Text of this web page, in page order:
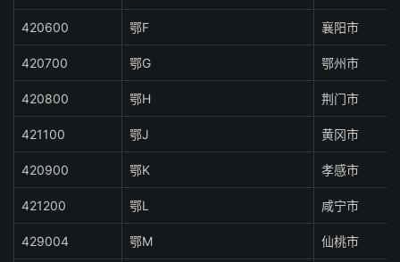
420600 鄂F 襄阳市
420700 鄂G 鄂州市
420800 鄂H 荆门市
421100 鄂J 黄冈市
420900 鄂K 孝感市
421200 鄂L 咸宁市
429004 鄂M 仙桃市